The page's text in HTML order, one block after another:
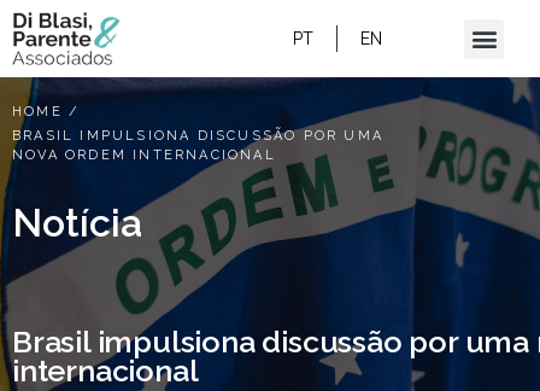
PT EN
HOME /
BRASIL IMPULSIONA DISCUSSÃO POR UMA
NOVA ORDEM INTERNACIONAL
Notícia
Brasil impulsiona discussão por
internacional